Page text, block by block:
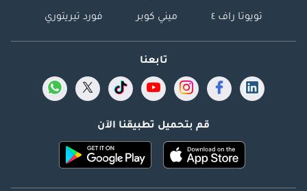
تويوتا راف ٤ ميني كوبر فورد تيريتوري
تابعنا
قم بتحميل تطبيقنا الآن